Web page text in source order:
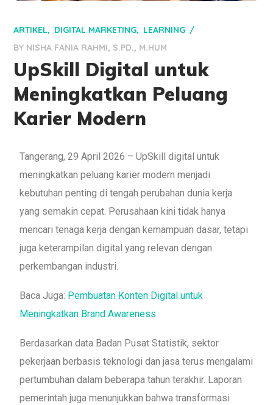
ARTIKEL DIGITAL MARKETING
LEARNING
BY NISHA FANIA RAHMI, S.PD., M.HUM
UpSkill Digital untuk
Meningkatkan Peluang
Karier Modern
Tangerang, 29 April 2026 – UpSkill digital untuk
meningkatkan peluang karier modern menjadi
kebutuhan penting di tengah perubahan dunia kerja
yang semakin cepat. Perusahaan kini tidak hanya
mencari tenaga kerja dengan kemampuan dasar, tetapi
juga keterampilan digital yang relevan dengan
perkembangan industri.
Baca Juga: Pembuatan Konten Digital untuk
Meningkatkan Brand Awareness
Berdasarkan data Badan Pusat Statistik, sektor
pekerjaan berbasis teknologi dan jasa terus mengalami
pertumbuhan dalam beberapa tahun terakhir. Laporan
pemerintah juga menunjukkan bahwa transformasi